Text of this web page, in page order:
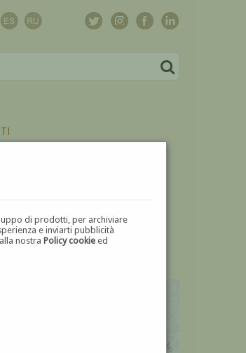
di prodotti, per archiviare
e inviarti pubblicità
nostraPolicy cookie ed
Y Z ⬅